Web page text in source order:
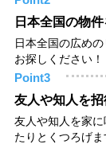
日本全国の物件
日本全国の広め
お探しください！
Point3
友人や知人を
友人や知人を家
たりとくつろげま